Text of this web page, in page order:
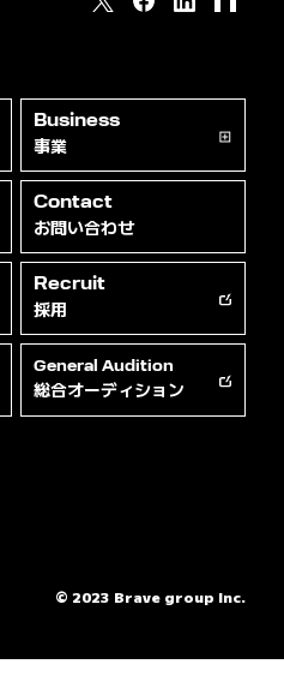
Business
事業
Contact
お問い合わせ
Recruit
採用
General Audition
総合オーディション
© 2023 Brave group Inc.